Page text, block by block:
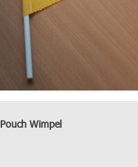
Pouch Wimpel